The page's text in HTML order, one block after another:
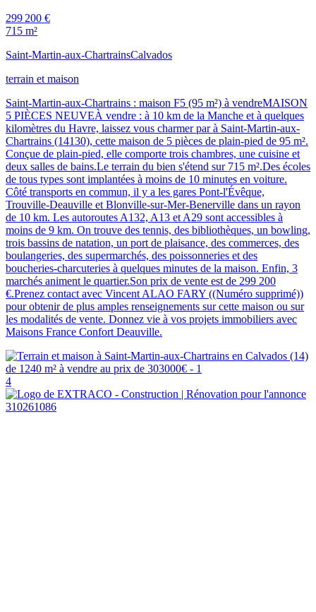
299 200 €
715 m²
Saint-Martin-aux-ChartrainsCalvados
terrain et maison
Saint-Martin-aux-Chartrains : maison F5 (95 m²) à vendreMAISON
5 PIÈCES NEUVEÀ vendre : à 10 km de la Manche et à quelques
kilomètres du Havre, laissez vous charmer par à Saint-Martin-aux-
Chartrains (14130), cette maison de 5 pièces de plain-pied de 95 m².
Conçue de plain-pied, elle comporte trois chambres, une cuisine et
deux salles de bains.Le terrain du bien s'étend sur 715 m².Des écoles
de tous types sont implantées à moins de 10 minutes en voiture.
Côté transports en commun, il y a les gares Pont-l'Évêque,
Trouville-Deauville et Blonville-sur-Mer-Benerville dans un rayon
de 10 km. Les autoroutes A132, A13 et A29 sont accessibles à
moins de 9 km. On trouve des tennis, des bibliothèques, un bowling,
trois bassins de natation, un port de plaisance, des commerces, des
boulangeries, des supermarchés, des poissonneries et des
boucheries-charcuteries à quelques minutes de la maison. Enfin, 3
marchés animent le quartier.Son prix de vente est de 299 200
€.Prenez contact avec Vincent ALAO FARY ((Numéro supprimé))
pour obtenir de plus amples renseignements sur cette maison ou sur
les modalités de vente. Donnez vie à vos projets immobiliers avec
Maisons France Confort Deauville.
4